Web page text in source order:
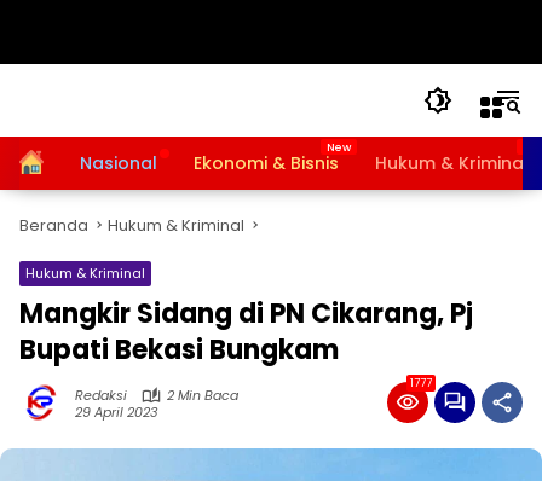
HomeNasional Ekonomi & Bisnis Hukum & Kriminal
Beranda Hukum & Kriminal
Hukum & Kriminal
Mangkir Sidang di PN Cikarang, Pj
Bupati Bekasi Bungkam
Redaksi
2 Min Baca
29 April 2023
1777